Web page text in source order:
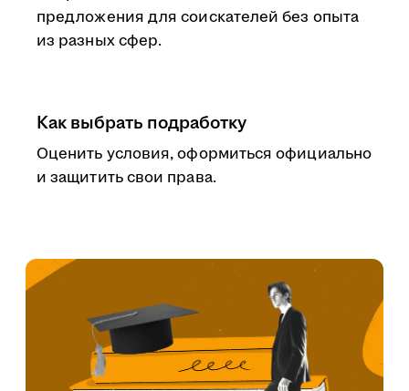
предложения для соискателей без опыта
из разных сфер.
Как выбрать подработку
Оценить условия, оформиться официально
и защитить свои права.